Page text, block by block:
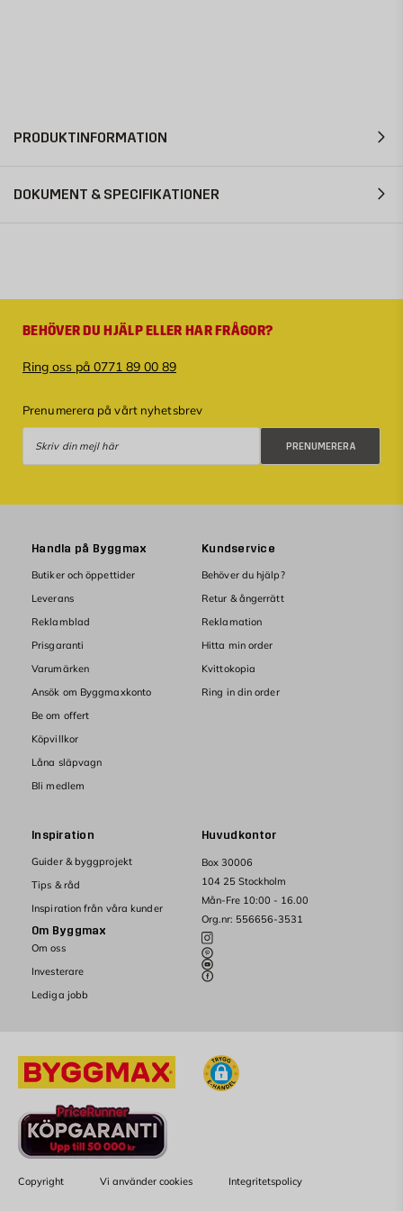
PRODUKTINFORMATION
DOKUMENT & SPECIFIKATIONER
BEHÖVER DU HJÄLP ELLER HAR FRÅGOR?
Ring oss på 0771 89 00 89
Prenumerera på vårt nyhetsbrev
PRENUMERERA
Huvudkontor
Box 30006
104 25 Stockholm
Mån-Fre 10:00 - 16.00
Org.nr: 556656-3531
Handla på Byggmax
Butiker och öppettider
Leverans
Reklamblad
Prisgaranti
Varumärken
Ansök om Byggmaxkonto
Be om offert
Köpvillkor
Låna släpvagn
Bli medlem
Kundservice
Behöver du hjälp?
Retur & ångerrätt
Reklamation
Hitta min order
Kvittokopia
Ring in din order
Inspiration
Guider & byggprojekt
Tips & råd
Inspiration från våra kunder
Om Byggmax
Om oss
Investerare
Lediga jobb
Copyright Vi använder cookies Integritetspolicy